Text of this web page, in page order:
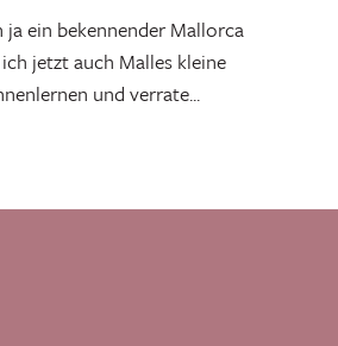
ja ein bekennender Mallorca
jetzt auch Malles kleine
und verrate...